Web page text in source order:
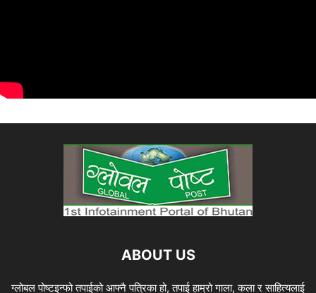
ABOUT US
ग्लोबल पोष्टइन्फो तपाईको आफ्नै पत्रिका हो, तपाई हाम्रो गाला, कला र साहित्यलाई